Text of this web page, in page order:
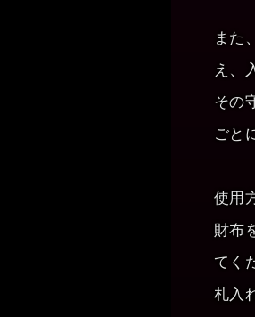
また
え、
その
ごと
使用
財布
てく
札入